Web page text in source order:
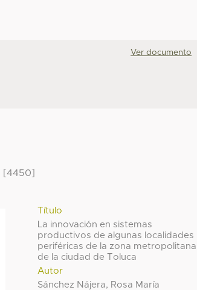
Ver documento
[4450]
Título
La innovación en sistemas
productivos de algunas localidades
periféricas de la zona metropolitana
de la ciudad de Toluca
Autor
Sánchez Nájera, Rosa María